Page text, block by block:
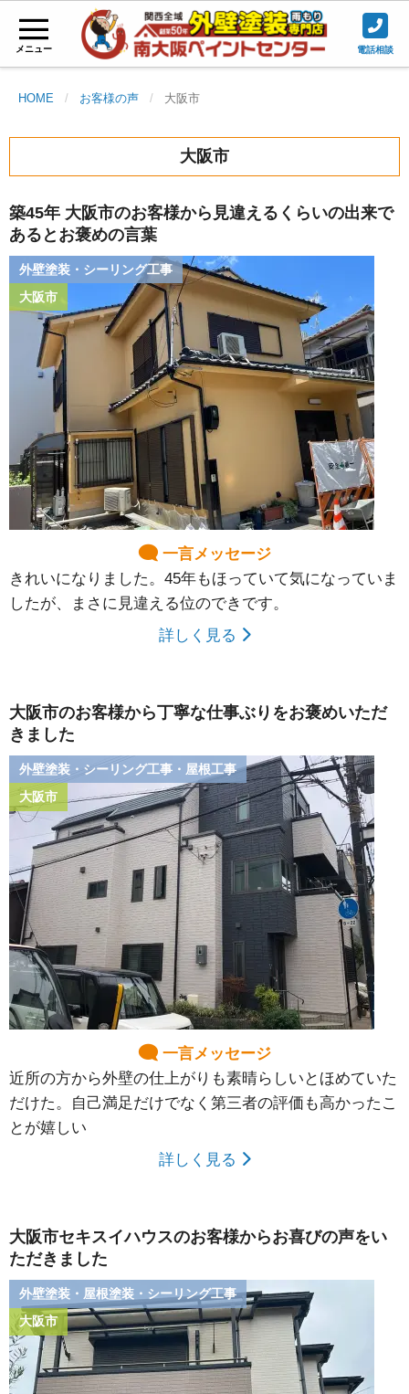
メニュー 電話相談
HOME お客様の声 大阪市
大阪市
築45年 大阪市のお客様から見違えるくらいの出来で
あるとお褒めの言葉
外壁塗装・シーリング工事
大阪市
一言メッセージ
きれいになりました。45年もほっていて気になっていま
したが、まさに見違える位のできです。
詳しく見る
大阪市のお客様から丁寧な仕事ぶりをお褒めいただ
きました
外壁塗装・シーリング工事・屋根工事
大阪市
一言メッセージ
近所の方から外壁の仕上がりも素晴らしいとほめていた
だけた。自己満足だけでなく第三者の評価も高かったこ
とが嬉しい
詳しく見る
大阪市セキスイハウスのお客様からお喜びの声をい
ただきました
外壁塗装・屋根塗装・シーリング工事
大阪市